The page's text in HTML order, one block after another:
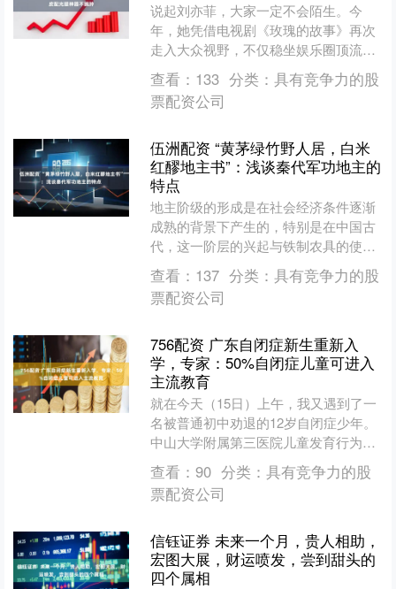
说起刘亦菲，大家一定不会陌生。今
年，她凭借电视剧《玫瑰的故事》再次
走入大众视野，不仅稳坐娱乐圈顶流位
置，也让人们再次感受到她那宛如仙境
般的美丽。无怪乎她能多年保....
查看： 133 分类： 具有竞争力的股
票配资公司
伍洲配资 “黄茅绿竹野人居，白米
红醪地主书”：浅谈秦代军功地主的
特点
地主阶级的形成是在社会经济条件逐渐
成熟的背景下产生的，特别是在中国古
代，这一阶层的兴起与铁制农具的使
用、养牛等农业生产力的发展密切相
关，同时还与土地私有制、个体....
查看： 137 分类： 具有竞争力的股
票配资公司
756配资 广东自闭症新生重新入
学，专家：50%自闭症儿童可进入
主流教育
就在今天（15日）上午，我又遇到了一
名被普通初中劝退的12岁自闭症少年。
中山大学附属第三医院儿童发育行为中
心学科带头人邹小兵说。 第一财经于9
月14日报道了两名....
查看： 90 分类： 具有竞争力的股
票配资公司
信钰证券 未来一个月，贵人相助，
宏图大展，财运喷发，尝到甜头的
四个属相